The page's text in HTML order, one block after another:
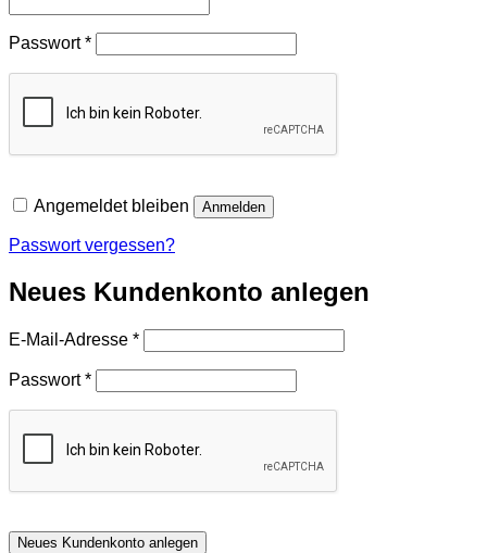
Passwort*Erforderlich
Angemeldet bleiben Anmelden
Passwort vergessen?
Neues Kundenkonto anlegen
E-Mail-Adresse *Erforderlich
Passwort*Erforderlich
Neues Kundenkonto anlegen